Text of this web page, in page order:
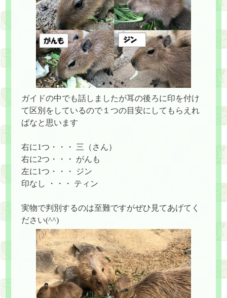
ガイドの中でも話しましたが耳の後ろに印を付け
て区別をしているので１つの目安にしてもらえれ
ばなと思います
右に1つ・・・ 三（さん）
右に2つ・・・ がんも
左に1つ・・・ ジン
印なし ・・・ ティン
実物で判別するのは至難ですがぜひ見てあげてく
ださい(^^)